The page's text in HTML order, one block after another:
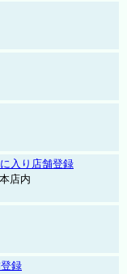
入り店舗登録
店内
録